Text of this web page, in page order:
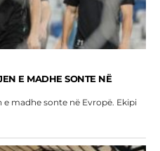
E MADHE SONTE NË
sonte në Evropë. Ekipi